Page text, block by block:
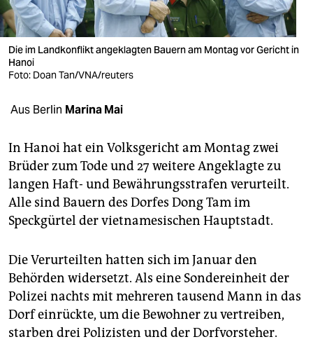
verlag
verlag
veranstaltungen
unterstützen
abo
genossenschaft
epaper login
Die im Landkonflikt angeklagten Bauern am Montag vor Gericht in
Hanoi
Foto: Doan Tan/VNA/reuters
Aus Berlin Marina Mai
In Hanoi hat ein Volksgericht am Montag zwei
Brüder zum Tode und 27 weitere Angeklagte zu
langen Haft- und Bewährungsstrafen verurteilt.
Alle sind Bauern des Dorfes Dong Tam im
Speckgürtel der vietnamesischen Hauptstadt.
Die Verurteilten hatten sich im Januar den
Behörden widersetzt. Als eine Sondereinheit der
Polizei nachts mit mehreren tausend Mann in das
Dorf einrückte, um die Bewohner zu vertreiben,
starben drei Polizisten und der Dorfvorsteher.